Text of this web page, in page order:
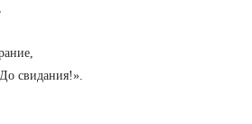
свидания!».